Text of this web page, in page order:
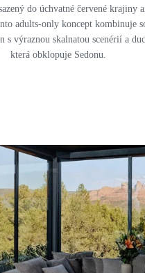
do úchvatné červené krajiny
adults-only koncept kombinuje
s výraznou skalnatou scenérií a
která obklopuje Sedonu.